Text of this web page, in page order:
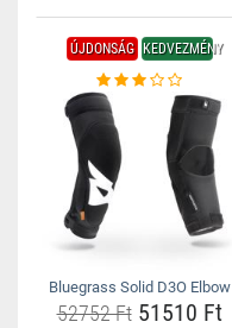
ÚJDONSÁG KEDVEZMÉNY
Bluegrass Solid D3O Elbow
52752 Ft51510 Ft